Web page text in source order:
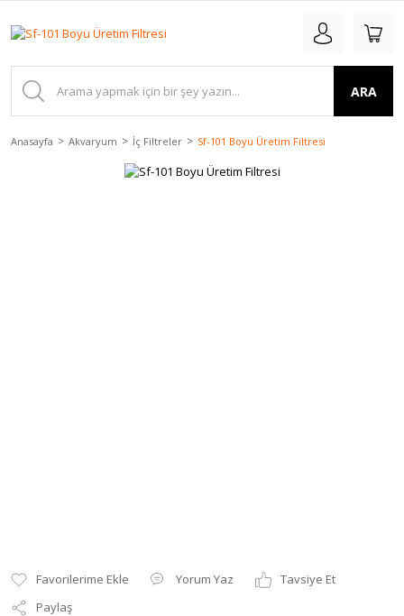
ARA
Anasayfa Akvaryum İç Filtreler Sf-101 Boyu Üretim Filtresi
Yorum Yaz
Tavsiye Et
Paylaş